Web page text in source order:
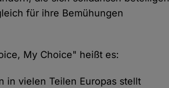
für ihre Bemühungen
My Choice" heißt es:
in vielen Teilen Europas stellt